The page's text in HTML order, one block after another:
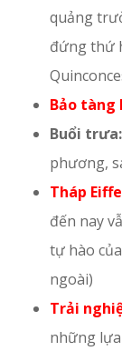
quảng
đứng thứ
Bảo tàng
Buổi trưa:
phương,
Tháp
đến nay
tự hào
ngoài)
Trải
những